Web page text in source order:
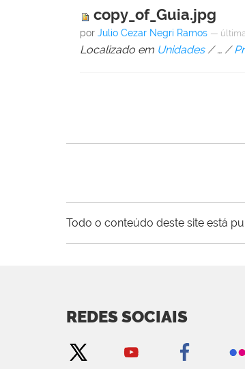
copy_of_Guia.jpg
porJulio Cezar Negri Ramos —
Localizado em Unidades /… /
Todo o conteúdo deste site está
REDES SOCIAIS